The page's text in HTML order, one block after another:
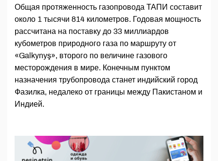
Общая протяженность газопровода ТАПИ составит
около 1 тысячи 814 километров. Годовая мощность
рассчитана на поставку до 33 миллиардов
кубометров природного газа по маршруту от
«Galkynyş», второго по величине газового
месторождения в мире. Конечным пунктом
назначения трубопровода станет индийский город
Фазилка, недалеко от границы между Пакистаном и
Индией.